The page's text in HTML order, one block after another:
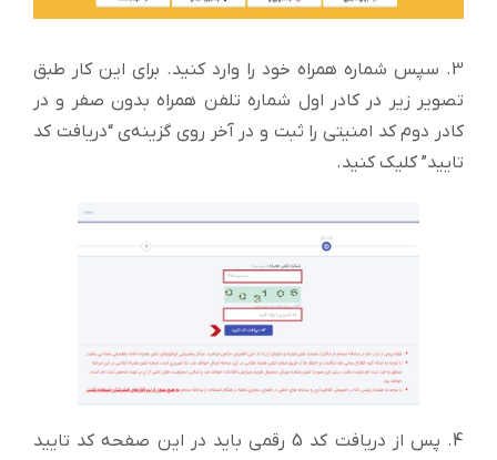
3. سپس شماره همراه خود را وارد کنید. برای این کار طبق
تصویر زیر در کادر اول شماره تلفن همراه بدون صفر و در
کادر دوم کد امنیتی را ثبت و در آخر روی گزینه‌‌‌‌‌‌‌‌‌‌‌‌‌‌‌‌‌‌‌‌‌‌‌‌‌‌‌‌‌‌‌‌‌‌ی “دریافت کد
تایید” کلیک کنید.
4. پس از دریافت کد 5 رقمی باید در این صفحه کد تایید